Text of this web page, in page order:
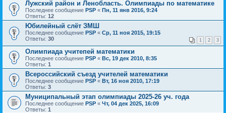
Лужский район и Ленобласть. Олимпиады по математике
Последнее сообщение PSP « Пн, 11 янв 2016, 9:24
Ответы: 12
Юбилейный слёт ЗМШ
Последнее сообщение PSP « Ср, 11 ноя 2015, 19:15
Ответы: 30 1 2 3
Олимпиада учитепей математики
Последнее сообщение PSP « Вс, 19 дек 2010, 8:35
Ответы: 1
Всероссийский съезд учителей математики
Последнее сообщение PSP « Вт, 16 ноя 2010, 17:19
Ответы: 3
Муниципальный этап олимпиады 2025-26 уч. года
Последнее сообщение PSP « Чт, 04 дек 2025, 16:09
Ответы: 1